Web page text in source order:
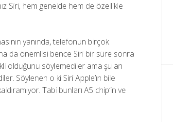
Siri, hem genelde hem de özellikle
yanında, telefonun birçok
da önemlisi bence Siri bir süre sonra
olduğunu söylemediler ama şu an
Söylenen o ki Siri Apple’ın bile
Tabi bunları A5 chip’in ve